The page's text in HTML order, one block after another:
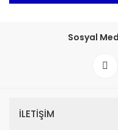
Sosyal
İLETİŞİM